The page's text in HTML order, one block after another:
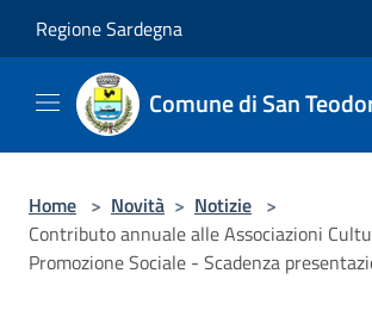
Regione Sardegna
Comune di San
Home > Novità > Notizie >
Contributo annuale alle Associazioni
Promozione Sociale - Scadenza